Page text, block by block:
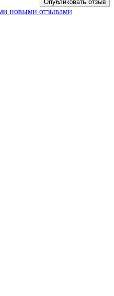
новыми отзывами